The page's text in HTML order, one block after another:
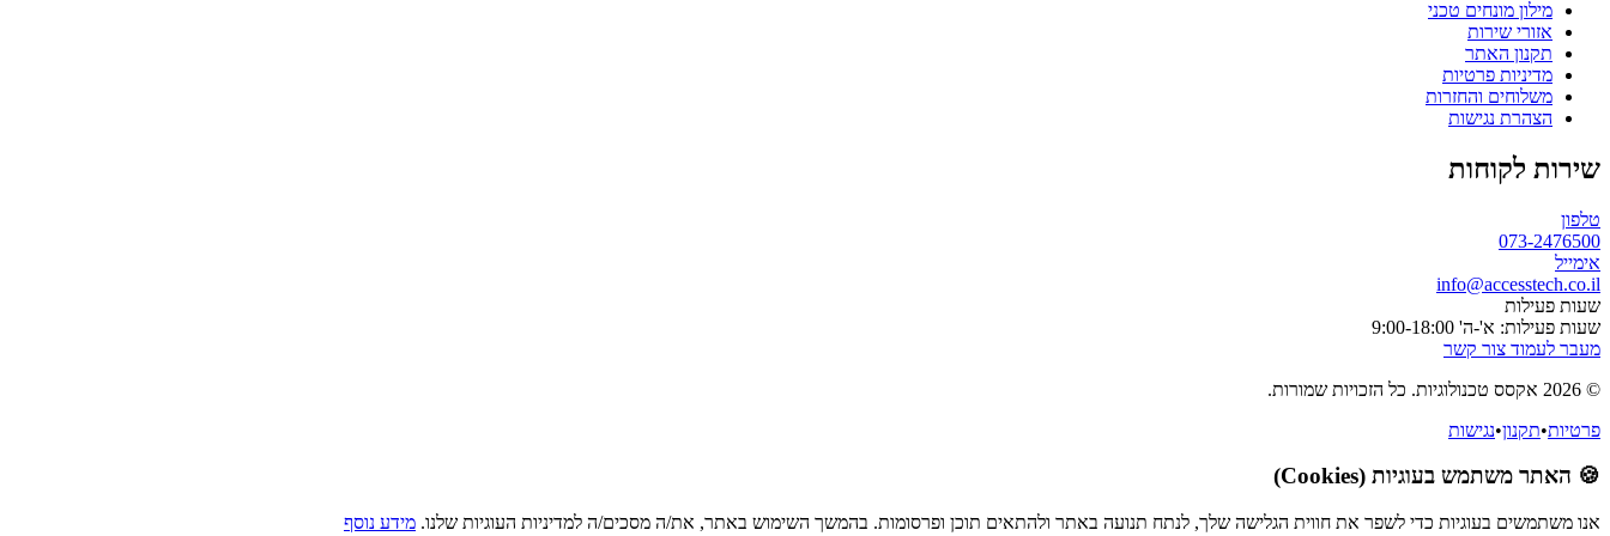
מילון מונחים טכני
אזורי שירות
תקנון האתר
מדיניות פרטיות
משלוחים והחזרות
הצהרת נגישות
שירות לקוחות
טלפון
073-2476500
אימייל
info@accesstech.co.il
שעות פעילות
שעות פעילות: א'-ה' 9:00-18:00
מעבר לעמוד צור קשר
© 2026 אקסס טכנולוגיות. כל הזכויות שמורות.
פרטיות•תקנון•נגישות
🍪 האתר משתמש בעוגיות (Cookies)
אנו משתמשים בעוגיות כדי לשפר את חווית הגלישה שלך, לנתח תנועה באתר ולהתאים תוכן ופרסומות. בהמשך השימוש באתר, את/ה מסכים/ה למדיניות העוגיות שלנו. מידע נוסף